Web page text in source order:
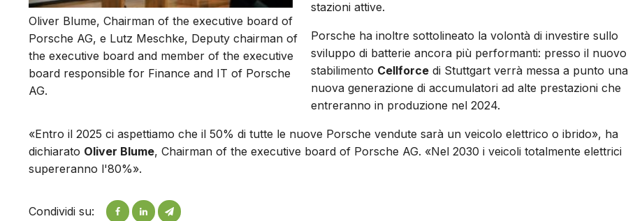
Oliver Blume, Chairman of the executive board of
Porsche AG, e Lutz Meschke, Deputy chairman of
the executive board and member of the executive
board responsible for Finance and IT of Porsche
AG.
stazioni attive.
Porsche ha inoltre sottolineato la volontà di investire sullo
sviluppo di batterie ancora più performanti: presso il nuovo
stabilimento Cellforce di Stuttgart verrà messa a punto una
nuova generazione di accumulatori ad alte prestazioni che
entreranno in produzione nel 2024.
«Entro il 2025 ci aspettiamo che il 50% di tutte le nuove Porsche vendute sarà un veicolo elettrico o ibrido», ha
dichiarato Oliver Blume, Chairman of the executive board of Porsche AG. «Nel 2030 i veicoli totalmente elettrici
supereranno l'80%».
Condividi su: